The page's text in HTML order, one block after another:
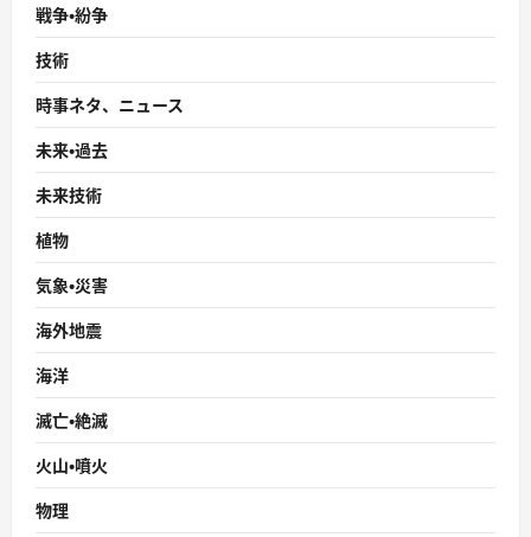
戦争・紛争
技術
時事ネタ、ニュース
未来・過去
未来技術
植物
気象・災害
海外地震
海洋
滅亡・絶滅
火山・噴火
物理